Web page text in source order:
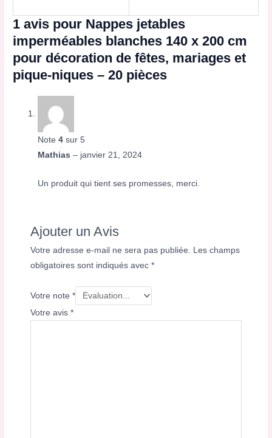
1 avis pour Nappes jetables
imperméables blanches 140 x 200 cm
pour décoration de fêtes, mariages et
pique-niques – 20 pièces
Note4 sur 5
Mathias– janvier 21, 2024
Un produit qui tient ses promesses, merci.
Ajouter un Avis
Votre adresse e-mail ne sera pas publiée. Les champs
obligatoires sont indiqués avec*
Votre note*
Votre avis*